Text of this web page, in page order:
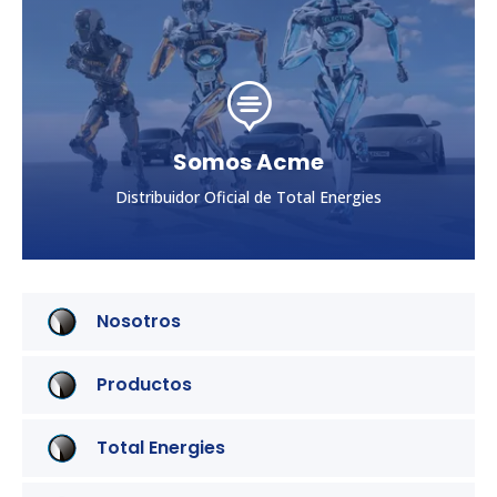

Somos Acme
Distribuidor Oficial de Total Energies
Comencemos a trabajar juntos
Nosotros
Productos
Total Energies